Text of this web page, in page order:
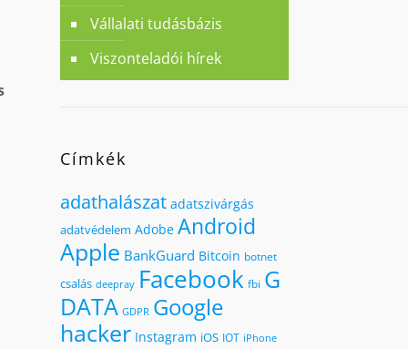
Vállalati tudásbázis
Viszonteladói hírek
Címkék
adathalászat adatszivárgás
adatvédelem Adobe Android
Apple BankGuard Bitcoin botnet
csalás deepray Facebook fbi G
DATA GDPR Google
hacker Instagram iOS IOT iPhone